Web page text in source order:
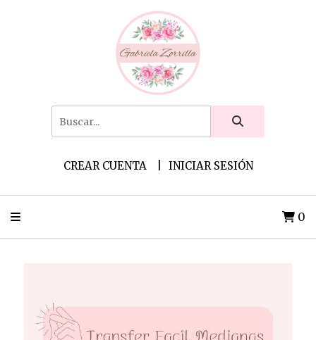
CREAR CUENTA INICIAR SESIÓN
0